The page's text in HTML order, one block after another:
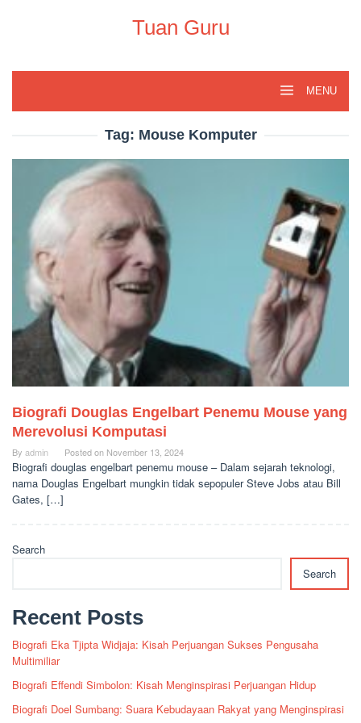
Tuan Guru
MENU
Tag: Mouse Komputer
Biografi Douglas Engelbart Penemu Mouse yang
Merevolusi Komputasi
By admin Posted on November 13, 2024
Biografi douglas engelbart penemu mouse – Dalam sejarah teknologi,
nama Douglas Engelbart mungkin tidak sepopuler Steve Jobs atau Bill
Gates, […]
Search
Search
Recent Posts
Biografi Eka Tjipta Widjaja: Kisah Perjuangan Sukses Pengusaha
Multimiliar
Biografi Effendi Simbolon: Kisah Menginspirasi Perjuangan Hidup
Biografi Doel Sumbang: Suara Kebudayaan Rakyat yang Menginspirasi